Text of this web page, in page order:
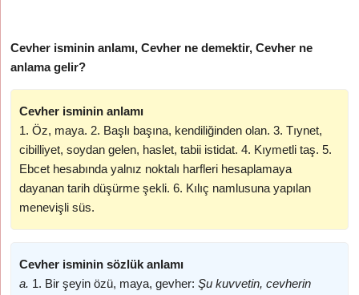
Cevher isminin anlamı, Cevher ne demektir, Cevher ne
anlama gelir?
Cevher isminin anlamı
1. Öz, maya. 2. Başlı başına, kendiliğinden olan. 3. Tıynet,
cibilliyet, soydan gelen, haslet, tabii istidat. 4. Kıymetli taş. 5.
Ebcet hesabında yalnız noktalı harfleri hesaplamaya
dayanan tarih düşürme şekli. 6. Kılıç namlusuna yapılan
menevişli süs.
Cevher isminin sözlük anlamı
a. 1. Bir şeyin özü, maya, gevher: Şu kuvvetin, cevherin